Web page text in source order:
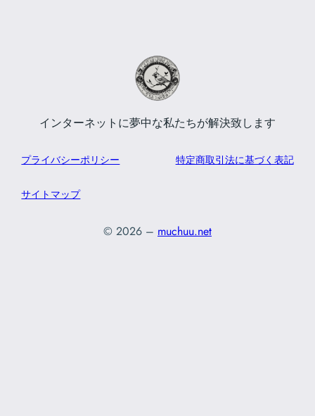
インターネットに夢中な私たちが解決致します
プライバシーポリシー 特定商取引法に基づく表記
サイトマップ
© 2026 – muchuu.net